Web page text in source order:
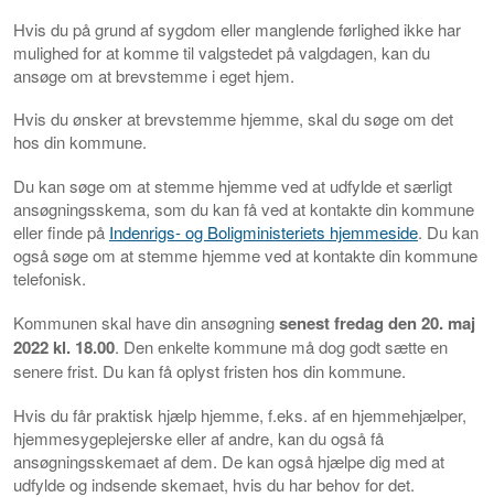
Hvis du på grund af sygdom eller manglende førlighed ikke har
mulighed for at komme til valgstedet på valgdagen, kan du
ansøge om at brevstemme i eget hjem.
Hvis du ønsker at brevstemme hjemme, skal du søge om det
hos din kommune.
Du kan søge om at stemme hjemme ved at udfylde et særligt
ansøgningsskema, som du kan få ved at kontakte din kommune
eller finde på Indenrigs- og Boligministeriets hjemmeside. Du kan
også søge om at stemme hjemme ved at kontakte din kommune
telefonisk.
Kommunen skal have din ansøgningsenest fredag den 20. maj
2022 kl. 18.00. Den enkelte kommune må dog godt sætte en
senere frist. Du kan få oplyst fristen hos din kommune.
Hvis du får praktisk hjælp hjemme, f.eks. af en hjemmehjælper,
hjemmesygeplejerske eller af andre, kan du også få
ansøgningsskemaet af dem. De kan også hjælpe dig med at
udfylde og indsende skemaet, hvis du har behov for det.